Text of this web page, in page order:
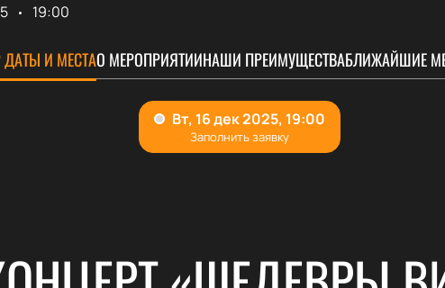
19:00
И МЕСТАО МЕРОПРИЯТИИНАШИ ПРЕИМУЩЕСТВАБЛИЖАЙШИЕ